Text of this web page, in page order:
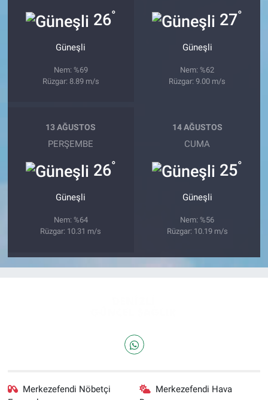
26°
Güneşli
Nem: %69
Rüzgar: 8.89 m/s
27°
Güneşli
Nem: %62
Rüzgar: 9.00 m/s
13 AĞUSTOS
PERŞEMBE
26°
Güneşli
Nem: %64
Rüzgar: 10.31 m/s
14 AĞUSTOS
CUMA
25°
Güneşli
Nem: %56
Rüzgar: 10.19 m/s
Merkezefendi Nöbetçi
Merkezefendi Hava